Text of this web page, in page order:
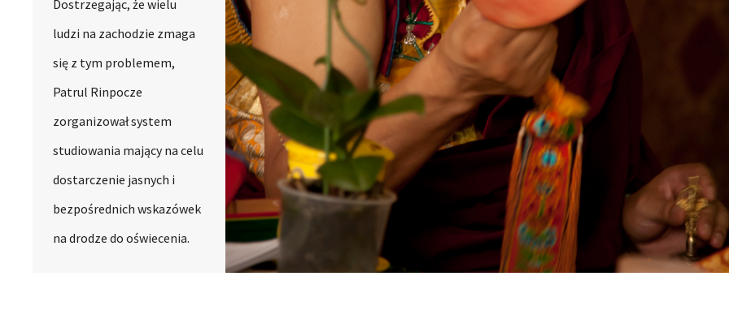
Dostrzegając, że wielu
ludzi na zachodzie zmaga
się z tym problemem,
Patrul Rinpocze
zorganizował system
studiowania mający na celu
dostarczenie jasnych i
bezpośrednich wskazówek
na drodze do oświecenia.